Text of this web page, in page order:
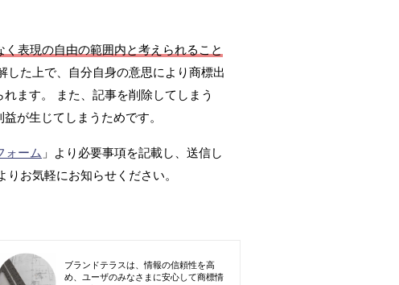
表現の自由の範囲内と考えられること
た上で、自分自身の意思により商標出
ます。 また、記事を削除してしまう
が生じてしまうためです。
ォーム 」より必要事項を記載し、送信し
りお気軽にお知らせください。
ブランドテラスは、情報の信頼性を高
め、ユーザのみなさまに安心して商標情